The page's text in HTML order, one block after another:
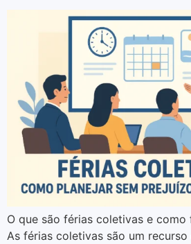
O que são férias coletivas e
As férias coletivas são um